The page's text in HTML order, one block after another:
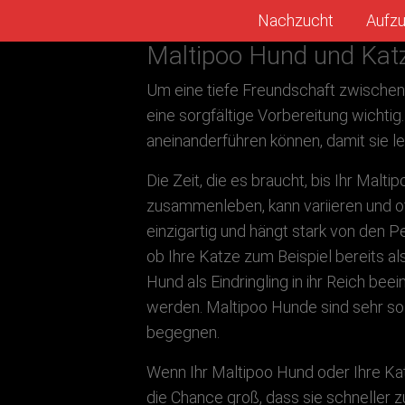
Nachzucht
Maltipoo Hund und
Um eine tiefe Freundschaft
eine sorgfältige Vorbereitung
aneinanderführen können, damit sie
Die Zeit, die es braucht, bis Ihr
zusammenleben, kann variieren
einzigartig und hängt stark von den
ob Ihre Katze zum Beispiel bereits
Hund als Eindringling in ihr Reich
werden. Maltipoo Hunde sind sehr
begegnen.
Wenn Ihr Maltipoo Hund oder Ihre
die Chance groß, dass sie schneller